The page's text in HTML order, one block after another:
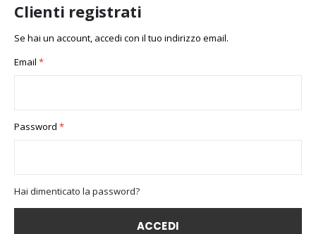
Clienti registrati
Se hai un account, accedi con il tuo indirizzo email.
Email
Password
Hai dimenticato la password?
ACCEDI